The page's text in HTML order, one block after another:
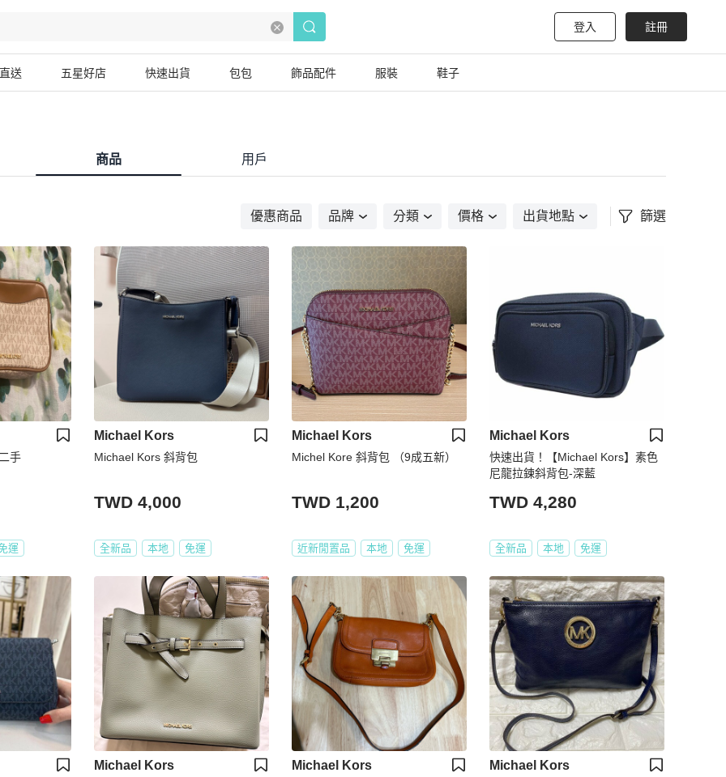
登入 註冊
送 五星好店 快速出貨 包包 飾品配件 服裝 鞋子
商品 用戶
優惠商品 品牌 分類 價格 出貨地點 篩選
手
運
Michael Kors
Michael Kors 斜背包
TWD 4,000
全新品 本地 免運
Michael Kors
Michel Kore 斜背包 （9成五新）
TWD 1,200
近新閒置品 本地 免運
Michael Kors
快速出貨！【Michael Kors】素色
尼龍拉鍊斜背包-深藍
TWD 4,280
全新品 本地 免運
Michael Kors Michael Kors Michael Kors